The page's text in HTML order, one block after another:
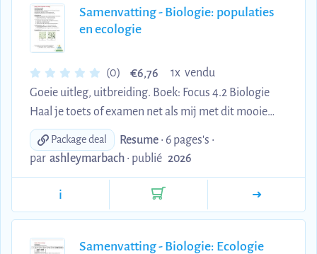
Samenvatting - Biologie: populaties
en ecologie
(0) €6,76
1x vendu
Goeie uitleg, uitbreiding. Boek: Focus 4.2 Biologie
Haal je toets of examen net als mij met dit mooie
samenvatting.
Package deal Resume • 6 pages's •
par ashleymarbach • publié 2026
i
Samenvatting - Biologie: Ecologie